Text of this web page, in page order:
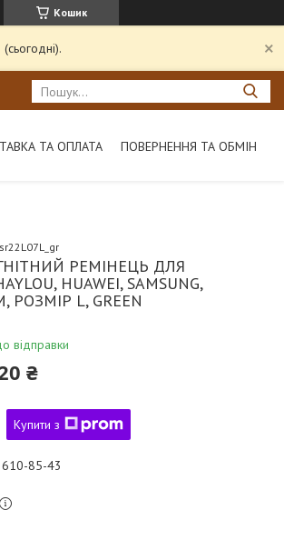
Кошик
ТА ОПЛАТА ПОВЕРНЕННЯ ТА ОБМІН
РЕМІНЕЦЬ ДЛЯ
HUAWEI, SAMSUNG,
L, GREEN
відправки
sr22L07L_gr
₴
Купити з
85-43